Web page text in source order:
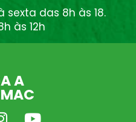
sexta das 8h às 18.
às 12h
A